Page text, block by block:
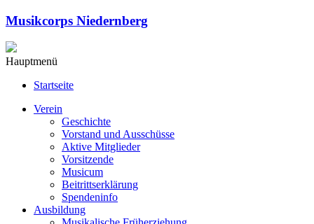
Musikcorps Niedernberg
Hauptmenü
Startseite
Verein
Geschichte
Vorstand und Ausschüsse
Aktive Mitglieder
Vorsitzende
Musicum
Beitrittserklärung
Spendeninfo
Ausbildung